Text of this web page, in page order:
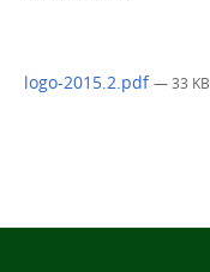
logo-2015.2.pdf — 33 KB